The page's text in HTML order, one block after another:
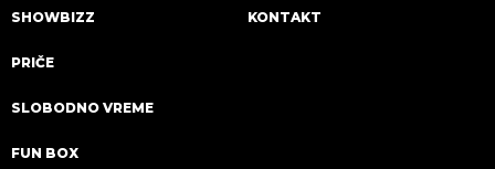
SHOWBIZZ
PRIČE
SLOBODNO VREME
FUN BOX
KONTAKT